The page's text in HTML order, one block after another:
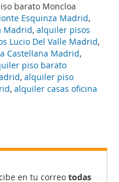
barato Moncloa
Esquinza Madrid,
Madrid, alquiler pisos
Lucio Del Valle Madrid,
Castellana Madrid,
piso barato
, alquiler piso
, alquiler casas oficina
en tu correo todas